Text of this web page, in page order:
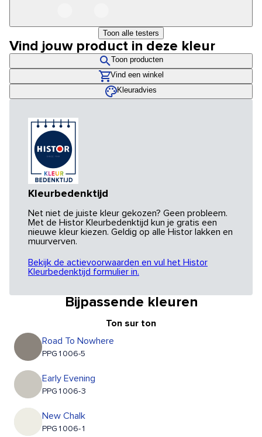
Toon alle testers
Vind jouw product in deze kleur
Toon producten
Vind een winkel
Kleuradvies
Kleurbedenktijd
Net niet de juiste kleur gekozen? Geen probleem.
Met de Histor Kleurbedenktijd kun je gratis een
nieuwe kleur kiezen. Geldig op alle Histor lakken en
muurverven.
Bekijk de actievoorwaarden en vul het Histor
Kleurbedenktijd formulier in.
Bijpassende kleuren
Ton sur ton
Road To Nowhere
PPG1006-5
Early Evening
PPG1006-3
New Chalk
PPG1006-1